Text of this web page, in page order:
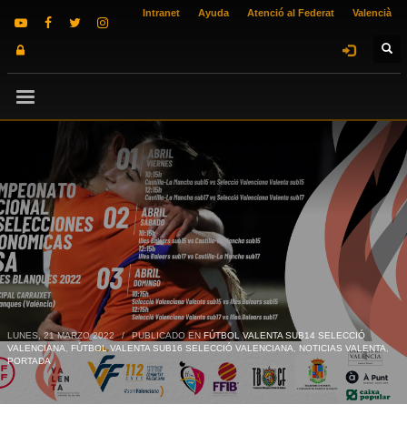
Intranet Ayuda Atenció al Federat Valencià
LUNES, 21 MARZO 2022 / PUBLICADO ENFÚTBOL VALENTA SUB14 SELECCIÓ
VALENCIANA
FÚTBOL VALENTA SUB16 SELECCIÓ VALENCIANA NOTICIAS VALENTA ,
PORTADA